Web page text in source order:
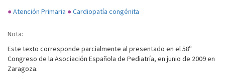
●Atención Primaria ●Cardiopatía congénita
Nota:
Este texto corresponde parcialmente al presentado en el 58º
Congreso de la Asociación Española de Pediatría, en junio de 2009 en
Zaragoza.